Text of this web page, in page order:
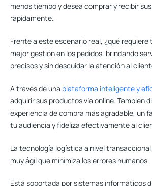
menos tiempo y desea comprar y recibir
rápidamente.
Frente a este escenario real, ¿qué requiere
mejor gestión en los pedidos, brindando
precisos y sin descuidar la atención al
A través de una plataforma inteligente y
adquirir sus productos vía online. También
experiencia de compra más agradable, un
tu audiencia y fideliza efectivamente al
La tecnología logística a nivel
muy ágil que minimiza los errores humanos.
Está soportada por sistemas informáticos